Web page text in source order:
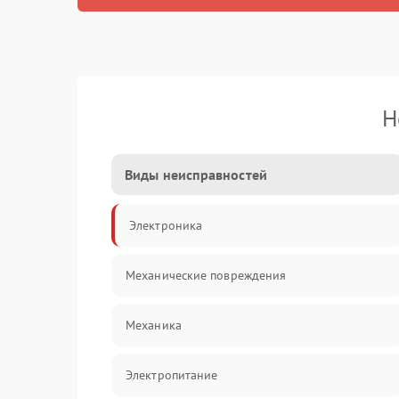
Виды неисправностей
Электроника
Механические повреждения
Механика
Электропитание